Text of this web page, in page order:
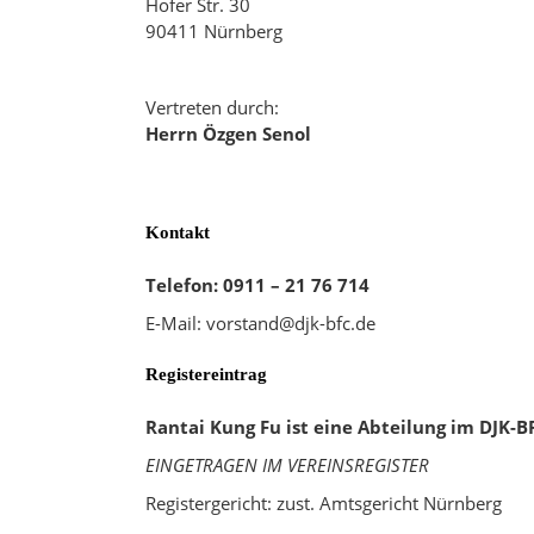
Hofer Str. 30
90411 Nürnberg
Vertreten durch:
Herrn Özgen Senol
Kontakt
Telefon: 0911 – 21 76 714
E-Mail: vorstand@djk-bfc.de
Registereintrag
Rantai Kung Fu ist eine Abteilung im DJK-
EINGETRAGEN IM VEREINSREGISTER
Registergericht: zust. Amtsgericht Nürnberg